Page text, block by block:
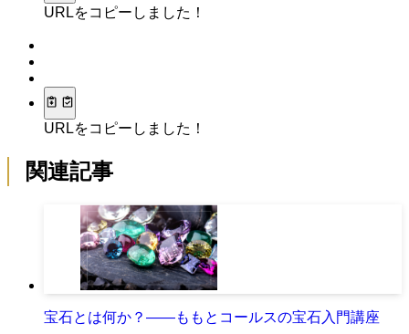
URLをコピーしました！
URLをコピーしました！
関連記事
宝石とは何か？――ももとコールスの宝石入門講座